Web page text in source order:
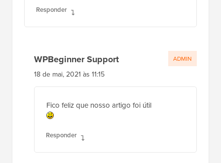
Responder
WPBeginner Support
18 de mai, 2021 às 11:15
Fico feliz que nosso artigo foi útil
Responder
ADMIN